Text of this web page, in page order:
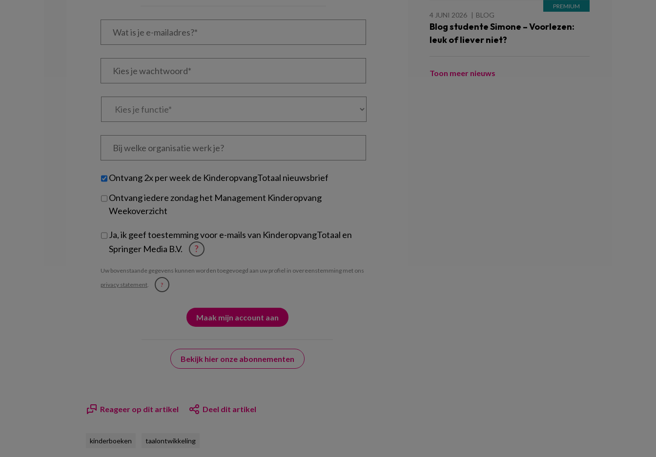
Wat
Kies
Kies
Bij
welke
je?
Untitled
Ontvang 2x per week de KinderopvangTotaal nieuwsbrief
Ontvang iedere zondag het Management Kinderopvang
Weekoverzicht
Ja, ik geef toestemming voor e-mails van KinderopvangTotaal en
Springer Media B.V.
?
Uw bovenstaande gegevens kunnen worden toegevoegd aan uw profiel in overeenstemming met ons
privacy statement. ?
Bekijk hier onze abonnementen
Reageer op dit artikel Deel dit artikel
kinderboeken taalontwikkeling
4 JUNI 2026 BLOG
Blog studente Simone – Voorlezen:
leuk of liever niet?
Toon meer nieuws